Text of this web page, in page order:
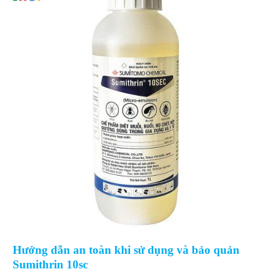
Hướng dẫn an toàn khi sử dụng và bảo quản
Sumithrin 10sc